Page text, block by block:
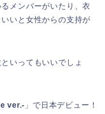
メンバーがいたり、衣
いと女性からの支持が
いってもいいでしょ
ver.- 」で日本デビュー！